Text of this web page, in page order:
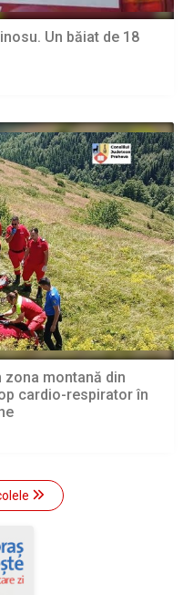
Un băiat de 18
zona montană din
cardio-respirator în